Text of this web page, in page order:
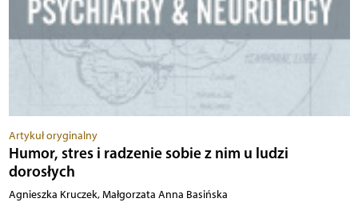
Artykuł oryginalny
Humor, stres i radzenie sobie z nim u ludzi
dorosłych
Agnieszka Kruczek, Małgorzata Anna Basińska